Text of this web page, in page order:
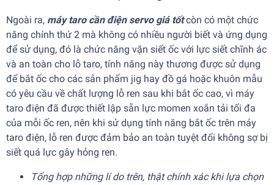
Ngoài ra, máy taro cần điện servo giá tốtcòn có một chức
năng chính thứ 2 mà không có nhiều người biết và ứng dụng
để sử dụng, đó là chức năng vặn siết ốc với lực siết chĩnh ác
và an toàn cho lỗ taro, tính năng này thương được sử dụng
để bắt ốc cho các sản phẩm jig hay đồ gá hoặc khuôn mẫu
có yêu cầu về chất lượng lỗ ren sau khi bắt ốc cao, vì máy
taro điện đã được thiết lập sẵn lực momen xoắn tải tối đa
của mỗi ốc ren, nên khi sử dụng tính năng bắt ốc trên máy
taro điện, lỗ ren được đảm bảo an toàn tuyệt đối không sợ bị
siết quá lực gây hỏng ren.
Tổng hợp những lí do trên, thật chính xác khi lựa chọn